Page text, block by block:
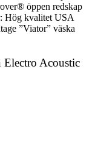
öppen redskap
Hög kvalitet USA
”Viator” väska
Acoustic